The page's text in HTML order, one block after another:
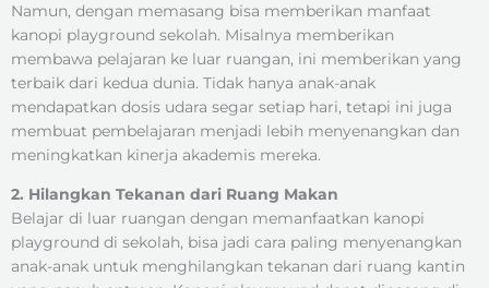
Namun, dengan memasang bisa memberikan manfaat
kanopi playground sekolah. Misalnya memberikan
membawa pelajaran ke luar ruangan, ini memberikan yang
terbaik dari kedua dunia. Tidak hanya anak-anak
mendapatkan dosis udara segar setiap hari, tetapi ini juga
membuat pembelajaran menjadi lebih menyenangkan dan
meningkatkan kinerja akademis mereka.
2. Hilangkan Tekanan dari Ruang Makan
Belajar di luar ruangan dengan memanfaatkan kanopi
playground di sekolah, bisa jadi cara paling menyenangkan
anak-anak untuk menghilangkan tekanan dari ruang kantin